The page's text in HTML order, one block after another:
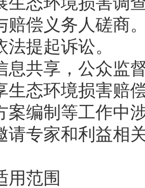
赔偿义务人磋商
提起诉讼。
享，公众监督
生态环境损害赔
案编制等工作中
请专家和利益相
范围